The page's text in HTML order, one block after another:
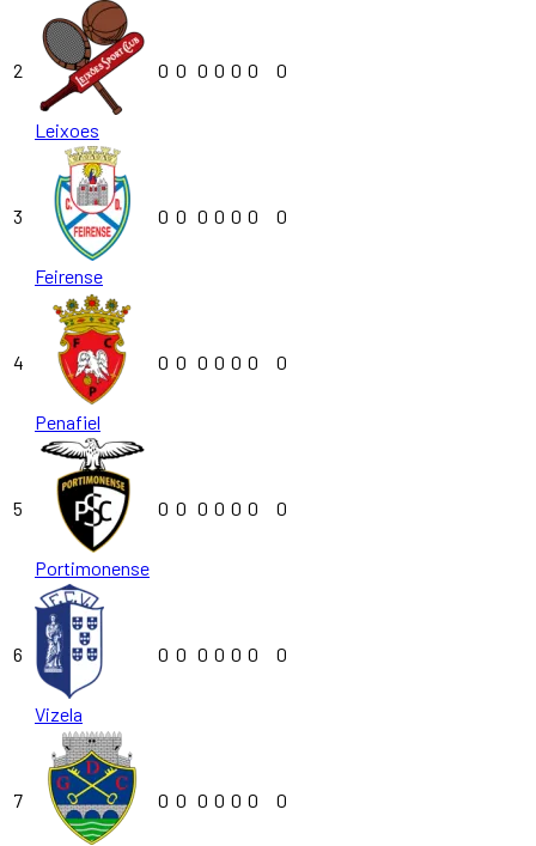
2
Leixoes
0 0 0 0 0 0 0
3
Feirense
0 0 0 0 0 0 0
4
Penafiel
0 0 0 0 0 0 0
5
Portimonense
0 0 0 0 0 0 0
6
Vizela
0 0 0 0 0 0 0
7 0 0 0 0 0 0 0